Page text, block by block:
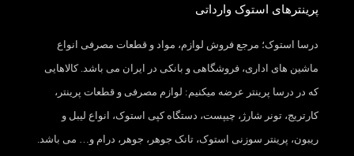
پرینترهای استوک وارداتی
درسا استوک؛ مرجع فروش لوازم، مواد و قطعات مصرفی انواع
ماشین های اداری، فروشگاهی و بانکی در ایران می باشد. کالاهایی
که در درسا پرینتر عرضه میکنیم: لوازم مصرفی و قطعات پرینتر،
کارتریج، تونر شارژ، چیپست، دستگاه کپی استوک، انواع لیبل و
ریبون، پرینتر سوزنی استوک، تانک جوهر، جوهر، درام و… می باشد.